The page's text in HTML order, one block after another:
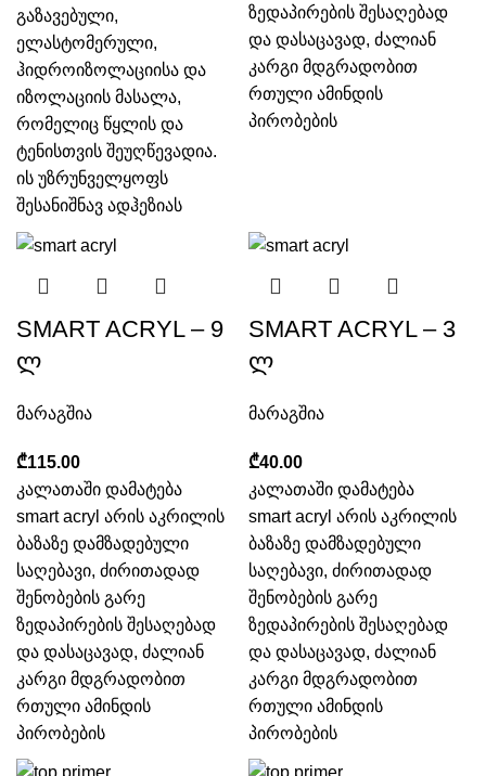
გაზავებული,
ელასტომერული,
ჰიდროიზოლაციისა და
იზოლაციის მასალა,
რომელიც წყლის და
ტენისთვის შეუღწევადია.
ის უზრუნველყოფს
შესანიშნავ ადჰეზიას
ზედაპირების შესაღებად
და დასაცავად, ძალიან
კარგი მდგრადობით
რთული ამინდის
პირობების
SMART ACRYL – 9
ლ
მარაგშია
₾
კალათაში დამატება
smart acryl არის აკრილის
ბაზაზე დამზადებული
საღებავი, ძირითადად
შენობების გარე
ზედაპირების შესაღებად
და დასაცავად, ძალიან
კარგი მდგრადობით
რთული ამინდის
პირობების
SMART ACRYL – 3
ლ
მარაგშია
₾
კალათაში დამატება
smart acryl არის აკრილის
ბაზაზე დამზადებული
საღებავი, ძირითადად
შენობების გარე
ზედაპირების შესაღებად
და დასაცავად, ძალიან
კარგი მდგრადობით
რთული ამინდის
პირობების